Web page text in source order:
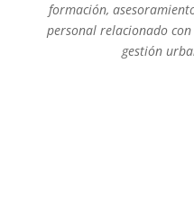
formación,
personal relacionado
gestión